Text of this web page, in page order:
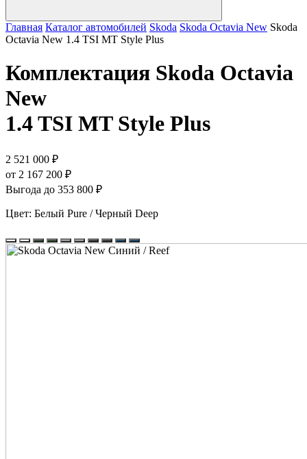
Главная Каталог автомобилей Skoda Skoda Octavia New Skoda
Octavia New 1.4 TSI MT Style Plus
Комплектация Skoda Octavia
New
1.4 TSI MT Style Plus
2 521 000 ₽
от 2 167 200 ₽
Выгода до 353 800 ₽
Цвет: Белый Pure / Черный Deep